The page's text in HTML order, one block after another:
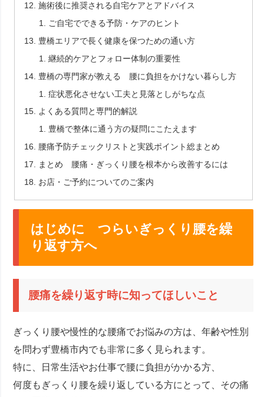
施術後に推奨される自宅ケアとアドバイス
ご自宅でできる予防・ケアのヒント
豊橋エリアで長く健康を保つための通い方
継続的ケアとフォロー体制の重要性
豊橋の専門家が教える 腰に負担をかけない暮らし方
症状悪化させない工夫と見落としがちな点
よくある質問と専門的解説
豊橋で整体に通う方の疑問にこたえます
腰痛予防チェックリストと実践ポイント総まとめ
まとめ 腰痛・ぎっくり腰を根本から改善するには
お店・ご予約についてのご案内
はじめに つらいぎっくり腰を繰
り返す方へ
腰痛を繰り返す時に知ってほしいこと
ぎっくり腰や慢性的な腰痛でお悩みの方は、年齢や性別
を問わず豊橋市内でも非常に多く見られます。
特に、日常生活やお仕事で腰に負担がかかる方、
何度もぎっくり腰を繰り返している方にとって、その痛